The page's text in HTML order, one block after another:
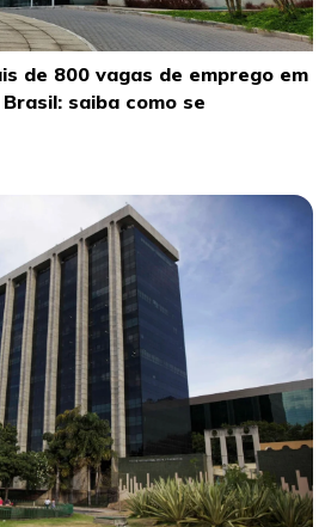
de 800 vagas de emprego em
saiba como se